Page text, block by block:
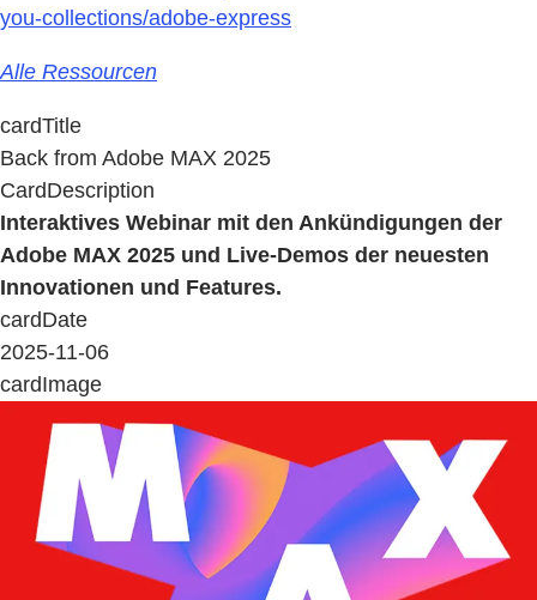
you-collections/adobe-express
Alle Ressourcen
cardTitle
Back from Adobe MAX 2025
CardDescription
Interaktives Webinar mit den Ankündigungen der
Adobe MAX 2025 und Live-Demos der neuesten
Innovationen und Features.
cardDate
2025-11-06
cardImage